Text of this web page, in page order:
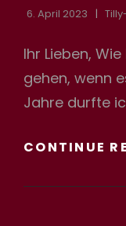
6. April 2023
Ihr Lieben,
gehen, wenn
Jahre durfte
CONTINUE